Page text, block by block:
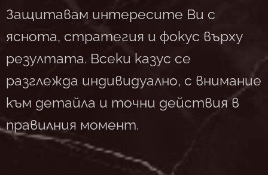
Защитавам интересите Ви с
яснота, стратегия и фокус върху
резултата. Всеки казус се
разглежда индивидуално, с внимание
към детайла и точни действия в
правилния момент.